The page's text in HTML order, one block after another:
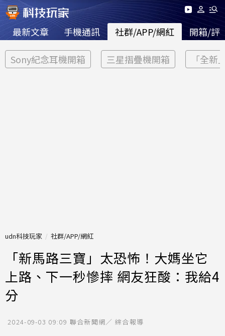
最新文章 手機通訊 社群/APP/網紅 開箱/評
Sony紀念耳機開箱 三星摺疊機開箱 「全新
udn科技玩家 社群/APP/網紅
「新馬路三寶」太恐怖！大媽坐它
上路、下一秒慘摔 網友狂酸：我給4
分
2024-09-03 09:09 聯合新聞網／ 綜合報導